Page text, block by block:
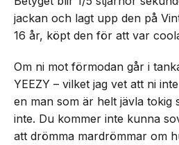
jackan och lagt upp den på
16 år, köpt den för att var
Om ni mot förmodan går i
YEEZY – vilket jag vet att ni
en man som är helt jävla tokig
inte. Du kommer inte kunna
att drömma mardrömmar om